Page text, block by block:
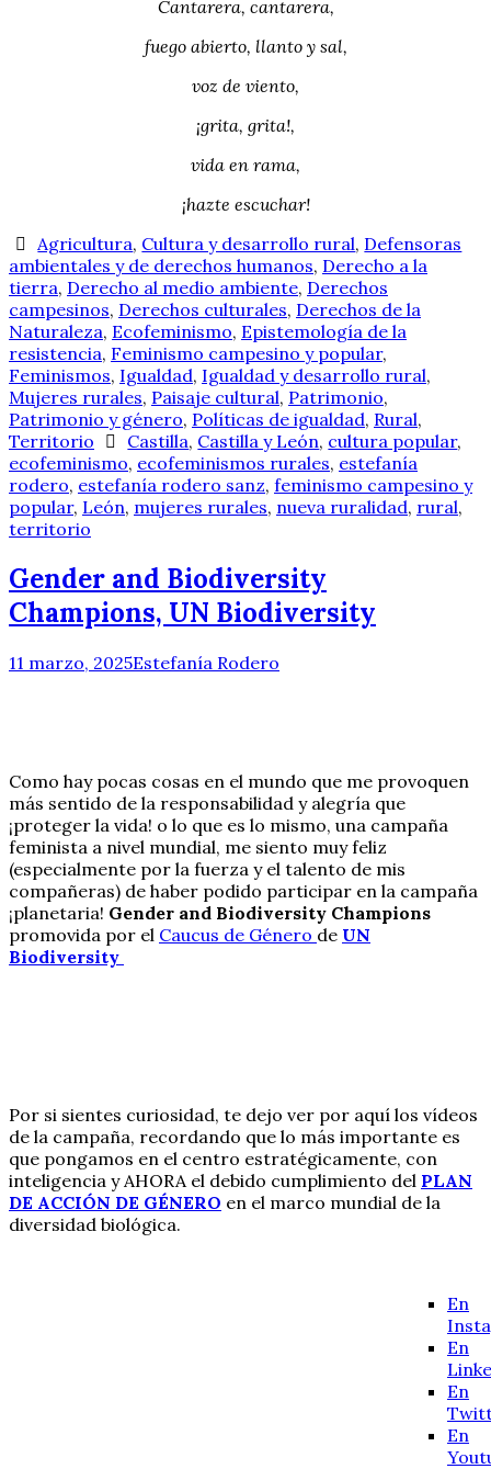
Cantarera, cantarera,
fuego abierto, llanto y sal,
voz de viento,
¡grita, grita!,
vida en rama,
¡hazte escuchar!
Agricultura, Cultura y desarrollo rural, Defensoras
ambientales y de derechos humanos, Derecho a la
tierra, Derecho al medio ambiente, Derechos
campesinos, Derechos culturales, Derechos de la
Naturaleza, Ecofeminismo, Epistemología de la
resistencia, Feminismo campesino y popular,
Feminismos, Igualdad, Igualdad y desarrollo rural,
Mujeres rurales, Paisaje cultural, Patrimonio,
Patrimonio y género, Políticas de igualdad, Rural,
Territorio
Castilla, Castilla y León, cultura popular,
ecofeminismo, ecofeminismos rurales, estefanía
rodero, estefanía rodero sanz, feminismo campesino y
popular, León, mujeres rurales, nueva ruralidad, rural,
territorio
Gender and Biodiversity
Champions, UN Biodiversity
11 marzo, 2025Estefanía Rodero
Como hay pocas cosas en el mundo que me provoquen
más sentido de la responsabilidad y alegría que
¡proteger la vida! o lo que es lo mismo, una campaña
feminista a nivel mundial, me siento muy feliz
(especialmente por la fuerza y el talento de mis
compañeras) de haber podido participar en la campaña
¡planetaria! Gender and Biodiversity Champions
promovida por el Caucus de Género de UN
Biodiversity
Por si sientes curiosidad, te dejo ver por aquí los vídeos
de la campaña, recordando que lo más importante es
que pongamos en el centro estratégicamente, con
inteligencia y AHORA el debido cumplimiento del PLAN
DE ACCIÓN DE GÉNERO en el marco mundial de la
diversidad biológica.
En
En
En
En